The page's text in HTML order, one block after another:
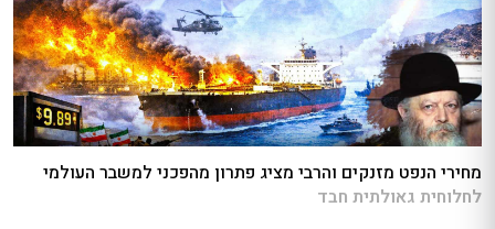
מחירי הנפט מזנקים והרבי מציג פתרון מהפכני למשבר העולמי
לחלוחית גאולתית חבד